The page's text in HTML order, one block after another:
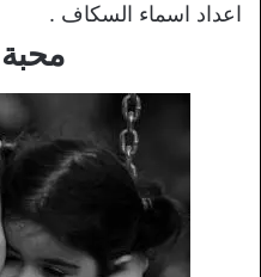
اعداد اسماء السكاف .